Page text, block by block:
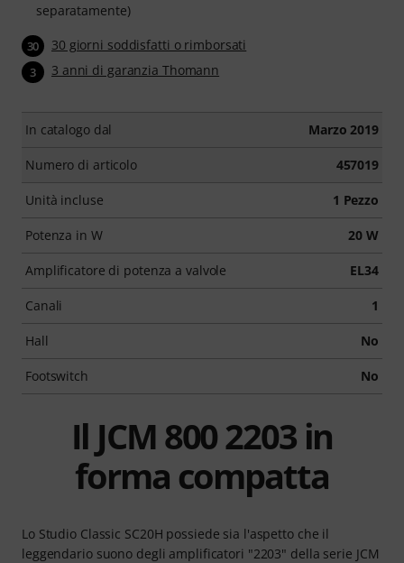
separatamente)
30 30 giorni soddisfatti o rimborsati
3 3 anni di garanzia Thomann
In catalogo dal Marzo 2019
Numero di articolo 457019
Unità incluse 1 Pezzo
Potenza in W 20 W
Amplificatore di potenza a valvole EL34
Canali 1
Hall No
Footswitch No
Il JCM 800 2203 in
forma compatta
Lo Studio Classic SC20H possiede sia l'aspetto che il
leggendario suono degli amplificatori "2203" della serie JCM